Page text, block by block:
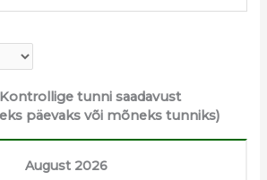
Kontrollige tunni saadavust
päevaks või mõneks tunniks)
August 2026